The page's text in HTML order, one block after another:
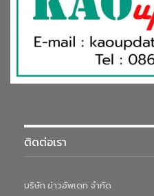
ติดต่อเรา
บริษัท ข่าวอัพเดท จำกัด